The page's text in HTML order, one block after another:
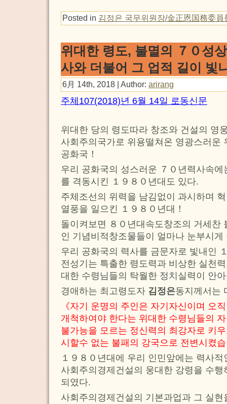
Posted in 김정은 국무위원장/金正恩国務委員
위대한 령도, 불멸의 ７０성
사와 더불어 그 업적 길이 빛
6月 14th, 2018 | Author: arirang
주체107(2018)년 6월 14일 로동신문
위대한 당의 령도따라 창조와 건설의 영
사회주의국가로 위용떨쳐온 영광스러운
공화국！
우리 공화국의 성스러운 ７０년력사속
를 격동시킨 １９８０년대도 있다.
주체조선의 위력을 남김없이 과시하며
열풍을 일으킨 １９８０년대！
돌이켜보면 ８０년대속도창조의 거세찬
인 기념비적창조물들이 얼마나 눈부시게
우리 공화국의 력사를 금문자로 빛내인
전성기는 특출한 령도력과 비상한 실천
대한 수령님들의 탁월한 정치실력이 안
경애하는 최고령도자 김정은동지께서는
《자기 운명의 주인은 자기자신이며 오
개척하여야 한다는 위대한 수령님들의
불가능을 모르는 정신력의 최강자로 키
시할수 없는 불패의 강국으로 전변시켰
１９８０년대에 우리 인민앞에는 력사
사회주의경제건설의 웅대한 강령을 수
되였다.
사회주의경제건설의 기본과업과 그 실